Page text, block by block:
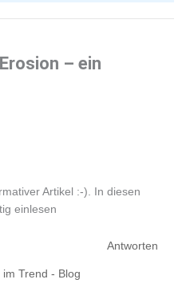
– ein
Artikel :-). In diesen
einlesen
Antworten
Trend - Blog